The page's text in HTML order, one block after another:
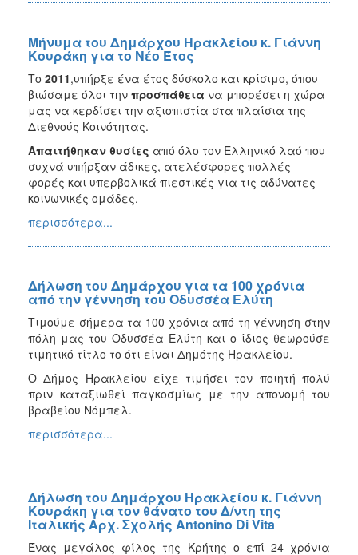
Μήνυμα του Δημάρχου Ηρακλείου κ. Γιάννη
Κουράκη για το Νέο Έτος
Το 2011,υπήρξε ένα έτος δύσκολο και κρίσιμο, όπου
βιώσαμε όλοι την προσπάθεια να μπορέσει η χώρα
μας να κερδίσει την αξιοπιστία στα πλαίσια της
Διεθνούς Κοινότητας.
Απαιτήθηκαν θυσίες από όλο τον Ελληνικό λαό που
συχνά υπήρξαν άδικες, ατελέσφορες πολλές
φορές και υπερβολικά πιεστικές για τις αδύνατες
κοινωνικές ομάδες.
περισσότερα...
Δήλωση του Δημάρχου για τα 100 χρόνια
από την γέννηση του Οδυσσέα Ελύτη
Τιμούμε σήμερα τα 100 χρόνια από τη γέννηση στην
πόλη μας του Οδυσσέα Ελύτη και ο ίδιος θεωρούσε
τιμητικό τίτλο το ότι είναι Δημότης Ηρακλείου.
Ο Δήμος Ηρακλείου είχε τιμήσει τον ποιητή πολύ
πριν καταξιωθεί παγκοσμίως με την απονομή του
βραβείου Νόμπελ.
περισσότερα...
Δήλωση του Δημάρχου Ηρακλείου κ. Γιάννη
Κουράκη για τον θάνατο του Δ/ντη της
Ιταλικής Αρχ. Σχολής Antonino Di Vita
Ένας μεγάλος φίλος της Κρήτης ο επί 24 χρόνια